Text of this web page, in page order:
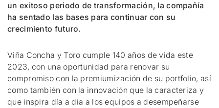
un exitoso periodo de transformación, la compañía
ha sentado las bases para continuar con su
crecimiento futuro.
Viña Concha y Toro cumple 140 años de vida este
2023, con una oportunidad para renovar su
compromiso con la premiumización de su portfolio, así
como también con la innovación que la caracteriza y
que inspira día a día a los equipos a desempeñarse